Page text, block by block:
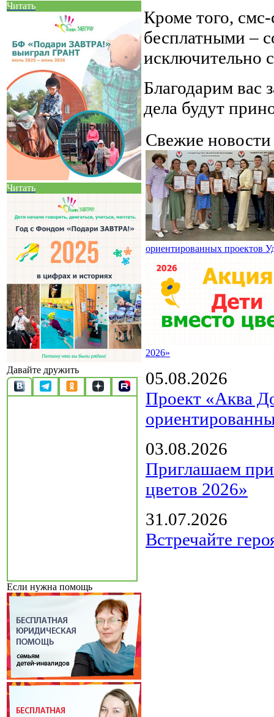
Читать
Читать
Давайте дружить
Если нужна помощь
Кроме того,
бесплатными –
исключительно
Благодарим вас
дела будут
Свежие
ориентированных проектов
2026»
05.08.2026
Проект «Аква
03.08.2026
Приглашаем
цветов 2026»
31.07.2026
Встречайте